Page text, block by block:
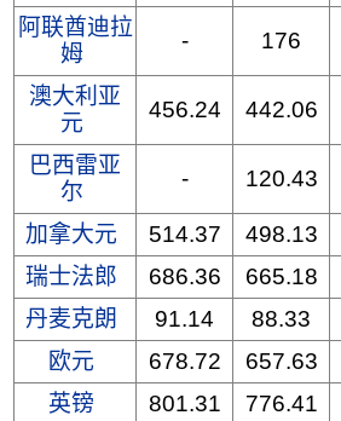
阿联酋迪拉
姆
- 176
澳大利亚
元
456.24 442.06
巴西雷亚
尔
- 120.43
加拿大元 514.37 498.13
瑞士法郎
686.36 665.18
丹麦克朗
91.14 88.33
欧元
678.72 657.63
英镑
801.31 776.41